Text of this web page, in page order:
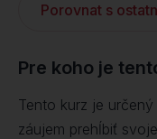
Porovnat s
Pre koho je
Tento kurz je
záujem prehĺbiť